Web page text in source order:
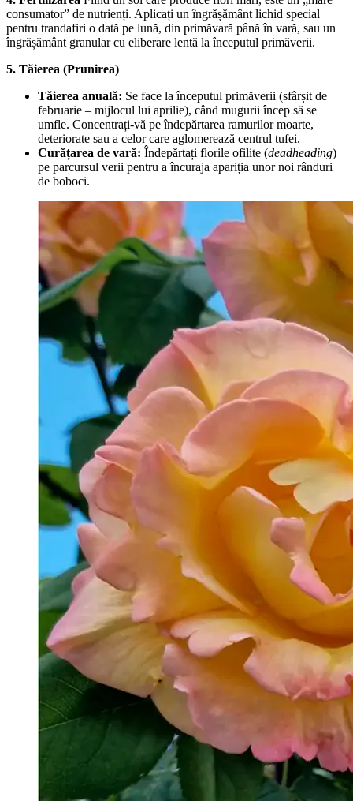
consumator” de nutrienți. Aplicați un îngrășământ lichid special
pentru trandafiri o dată pe lună, din primăvară până în vară, sau un
îngrășământ granular cu eliberare lentă la începutul primăverii.
5. Tăierea (Prunirea)
Tăierea anuală: Se face la începutul primăverii (sfârșit de
februarie – mijlocul lui aprilie), când mugurii încep să se
umfle. Concentrați-vă pe îndepărtarea ramurilor moarte,
deteriorate sau a celor care aglomerează centrul tufei.
Curățarea de vară: Îndepărtați florile ofilite (deadheading)
pe parcursul verii pentru a încuraja apariția unor noi rânduri
de boboci.